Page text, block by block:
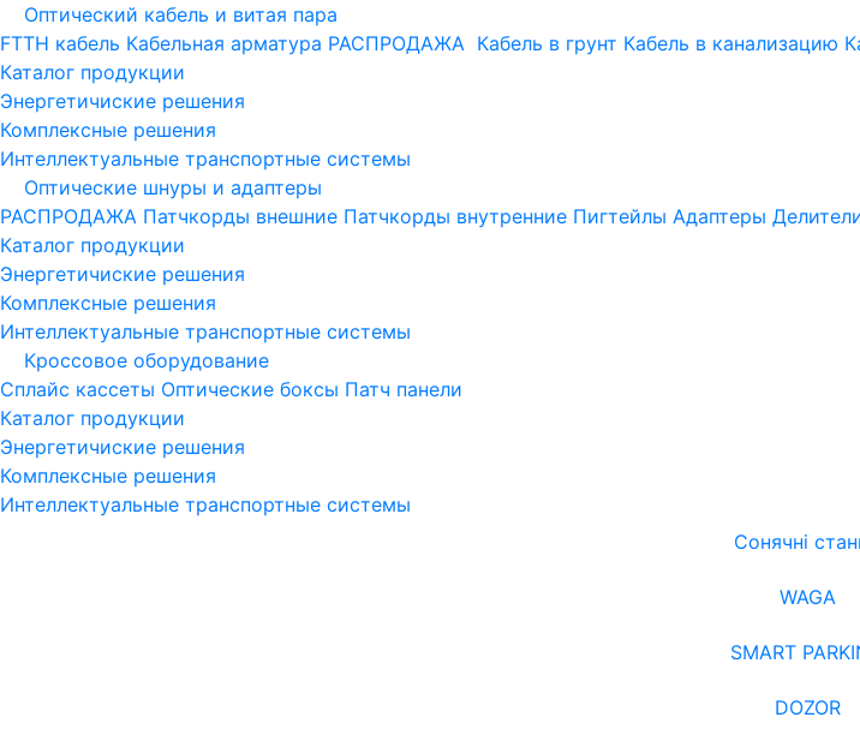
Оптический кабель и витая пара
FTTH кабель Кабельная арматура РАСПРОДАЖА Кабель в грунт Кабель в канализацию
Каталог продукции
Энергетичиские решения
Комплексные решения
Интеллектуальные транспортные системы
Оптические шнуры и адаптеры
РАСПРОДАЖА Патчкорды внешние Патчкорды внутренние Пигтейлы Адаптеры
Каталог продукции
Энергетичиские решения
Комплексные решения
Интеллектуальные транспортные системы
Кроссовое оборудование
Сплайс кассеты Оптические боксы Патч панели
Каталог продукции
Энергетичиские решения
Комплексные решения
Интеллектуальные транспортные системы
Сонячні
WAGA
SMART
DOZOR